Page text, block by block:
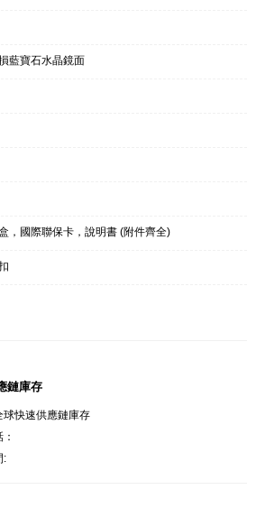
藍寶石水晶鏡面
，國際聯保卡，說明書 (附件齊全)
鏈庫存
球快速供應鏈庫存
: